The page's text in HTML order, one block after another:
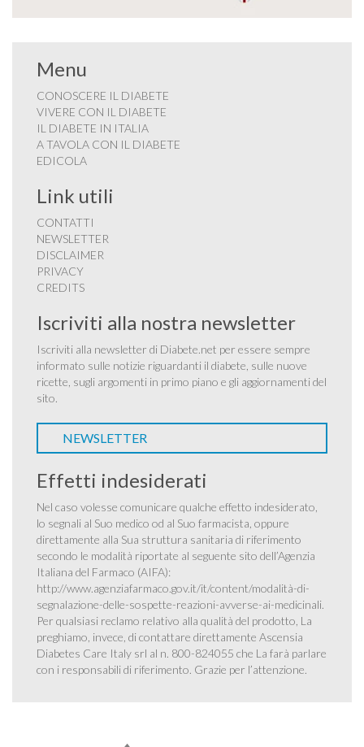
Menu
CONOSCERE IL DIABETE
VIVERE CON IL DIABETE
IL DIABETE IN ITALIA
A TAVOLA CON IL DIABETE
EDICOLA
Link utili
CONTATTI
NEWSLETTER
DISCLAIMER
PRIVACY
CREDITS
Iscriviti alla nostra newsletter
Iscriviti alla newsletter di Diabete.net per essere sempre
informato sulle notizie riguardanti il diabete, sulle nuove
ricette, sugli argomenti in primo piano e gli aggiornamenti del
sito.
NEWSLETTER
Effetti indesiderati
Nel caso volesse comunicare qualche effetto indesiderato,
lo segnali al Suo medico od al Suo farmacista, oppure
direttamente alla Sua struttura sanitaria di riferimento
secondo le modalità riportate al seguente sito dell’Agenzia
Italiana del Farmaco (AIFA):
http://www.agenziafarmaco.gov.it/it/content/modalità-di-
segnalazione-delle-sospette-reazioni-avverse-ai-medicinali.
Per qualsiasi reclamo relativo alla qualità del prodotto, La
preghiamo, invece, di contattare direttamente Ascensia
Diabetes Care Italy srl al n. 800-824055 che La farà parlare
con i responsabili di riferimento. Grazie per l’attenzione.